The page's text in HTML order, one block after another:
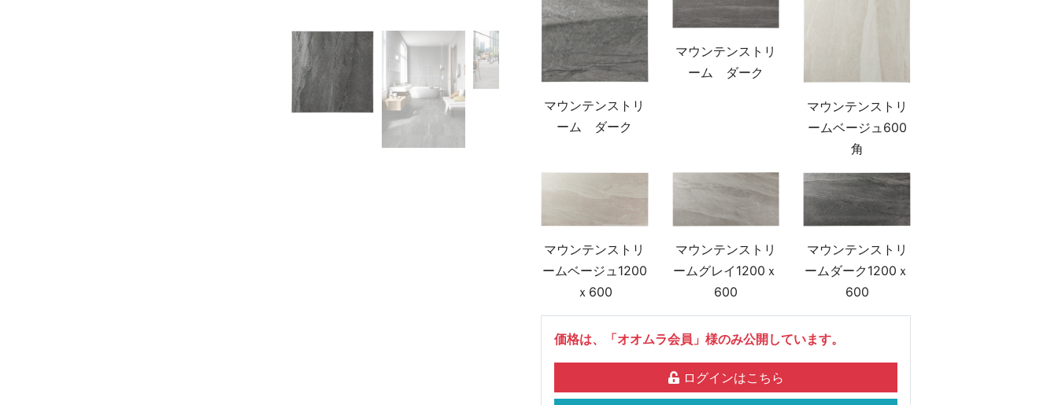
マウンテンストリ
ーム ダーク
マウンテンストリ
ーム ダーク
マウンテンストリ
ームベージュ600
角
マウンテンストリ
ームベージュ1200
ｘ600
マウンテンストリ
ームグレイ1200ｘ
600
マウンテンストリ
ームダーク1200ｘ
600
価格は、「オオムラ会員」様のみ公開しています。
ログインはこちら